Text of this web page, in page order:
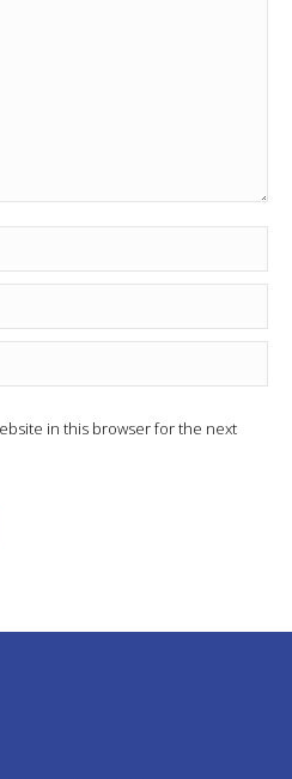
in this browser for the next